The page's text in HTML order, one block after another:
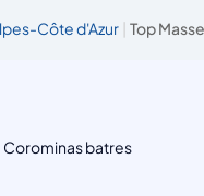
Côte d'Azur | Top
Corominas batres